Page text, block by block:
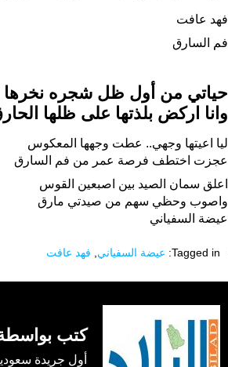
فهد عافت
فم السارق
حياتي من أول ظل شجره
وانا اركض بلذتها على ظلها
ليا اعيتها وجهي.. عطت وجهها المعكوس
عجزت اختطف فرصة عمر من فم السارق
اعلق سمان الصيد بين اصبعين القوس
واصوب وحظي سهم من صيدتي مارق
عيضة السفياني
Tagged in: عيضة السفياني فهد عافت
كتب